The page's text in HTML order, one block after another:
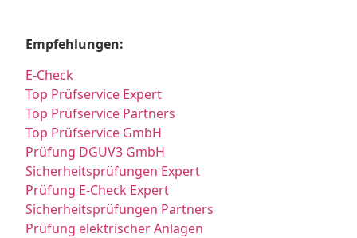
Empfehlungen:
E-Check
Top Prüfservice Expert
Top Prüfservice Partners
Top Prüfservice GmbH
Prüfung DGUV3 GmbH
Sicherheitsprüfungen Expert
Prüfung E-Check Expert
Sicherheitsprüfungen Partners
Prüfung elektrischer Anlagen